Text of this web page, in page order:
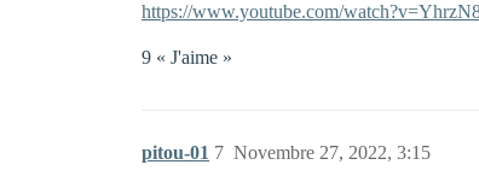
https://www.youtube.com/
9 « J'aime »
pitou-01 Novembre 27, 2022, 3:15
7